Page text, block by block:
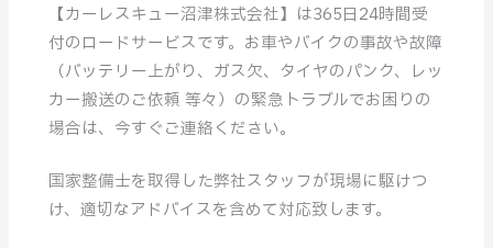
【カーレスキュー沼津株式会社】は365日24時間受
付のロードサービスです。お車やバイクの事故や故障
（バッテリー上がり、ガス欠、タイヤのパンク、レッ
カー搬送のご依頼 等々）の緊急トラブルでお困りの
場合は、今すぐご連絡ください。
国家整備士を取得した弊社スタッフが現場に駆けつ
け、適切なアドバイスを含めて対応致します。